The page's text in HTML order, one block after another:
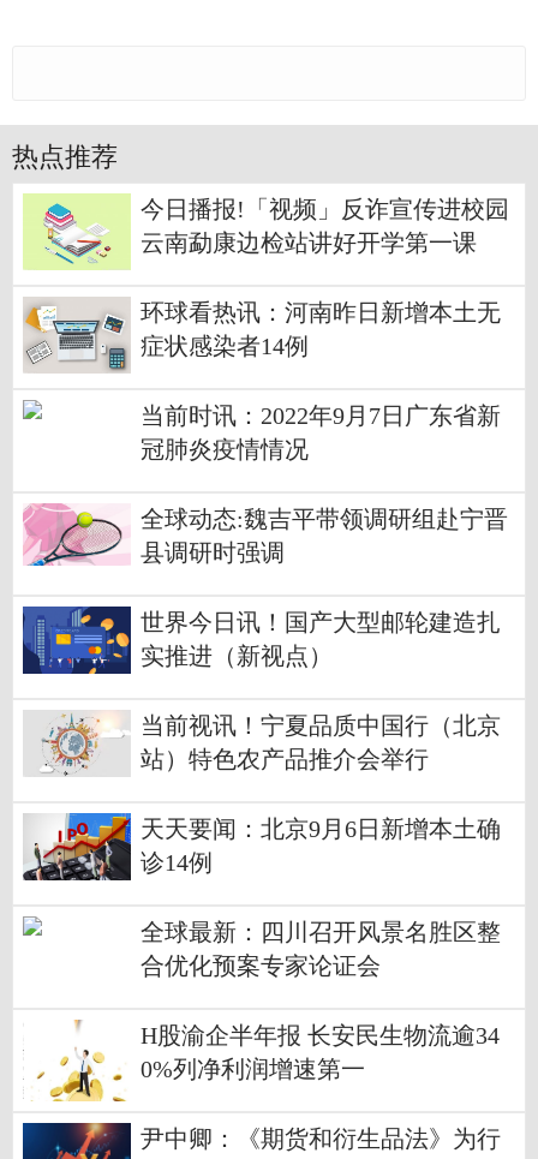
热点推荐
今日播报!「视频」反诈宣传进校园
云南勐康边检站讲好开学第一课
环球看热讯：河南昨日新增本土无
症状感染者14例
当前时讯：2022年9月7日广东省新
冠肺炎疫情情况
全球动态:魏吉平带领调研组赴宁晋
县调研时强调
世界今日讯！国产大型邮轮建造扎
实推进（新视点）
当前视讯！宁夏品质中国行（北京
站）特色农产品推介会举行
天天要闻：北京9月6日新增本土确
诊14例
全球最新：四川召开风景名胜区整
合优化预案专家论证会
H股渝企半年报 长安民生物流逾34
0%列净利润增速第一
尹中卿：《期货和衍生品法》为行